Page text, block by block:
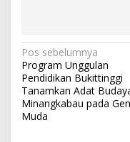
N
a
v
i
Pos sebelumnya
Program Unggulan
Pendidikan Bukittinggi
Tanamkan Adat
Minangkabau pada
Muda